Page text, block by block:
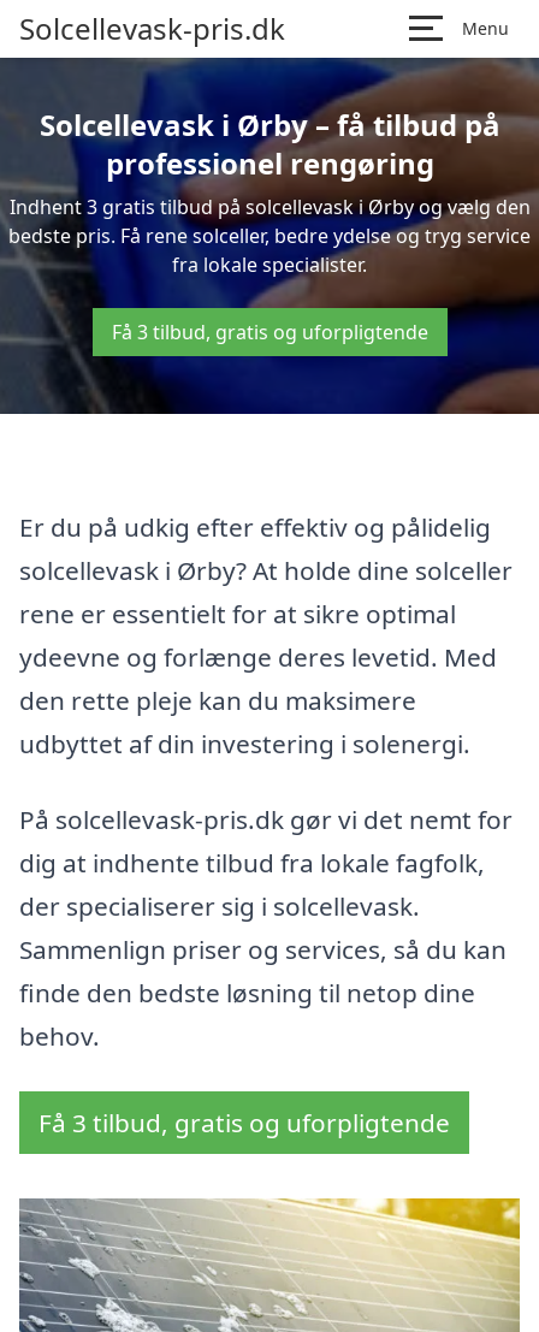
Solcellevask-pris.dk Menu
Solcellevask i Ørby – få tilbud på
professionel rengøring
Indhent 3 gratis tilbud på solcellevask i Ørby og vælg den
bedste pris. Få rene solceller, bedre ydelse og tryg service
fra lokale specialister.
Få 3 tilbud, gratis og uforpligtende
Er du på udkig efter effektiv og pålidelig
solcellevask i Ørby? At holde dine solceller
rene er essentielt for at sikre optimal
ydeevne og forlænge deres levetid. Med
den rette pleje kan du maksimere
udbyttet af din investering i solenergi.
På solcellevask-pris.dk gør vi det nemt for
dig at indhente tilbud fra lokale fagfolk,
der specialiserer sig i solcellevask.
Sammenlign priser og services, så du kan
finde den bedste løsning til netop dine
behov.
Få 3 tilbud, gratis og uforpligtende